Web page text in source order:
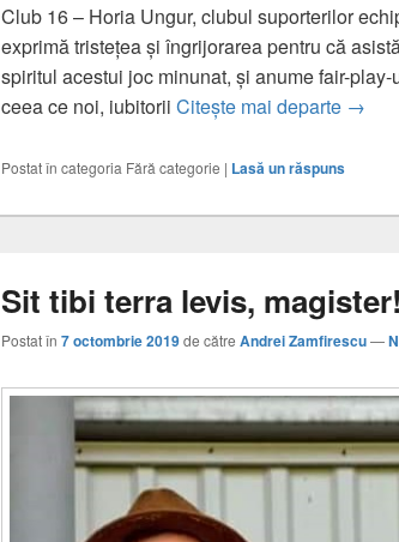
Club 16 – Horia Ungur, clubul suporterilor
exprimă tristețea și îngrijorarea pentru că
spiritul acestui joc minunat, și anume fair-
ceea ce noi, iubitorii Citește mai departe →
Postat în categoria Fără categorie | Lasă un răspuns
Sit tibi terra levis, magister!
Postat în 7 octombrie 2019de către Andrei Zamfirescu—